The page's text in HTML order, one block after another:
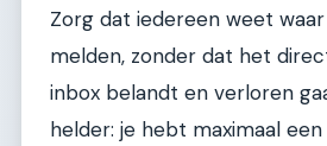
Zorg dat iedereen weet
melden, zonder dat het
inbox belandt en verloren
helder: je hebt maximaal